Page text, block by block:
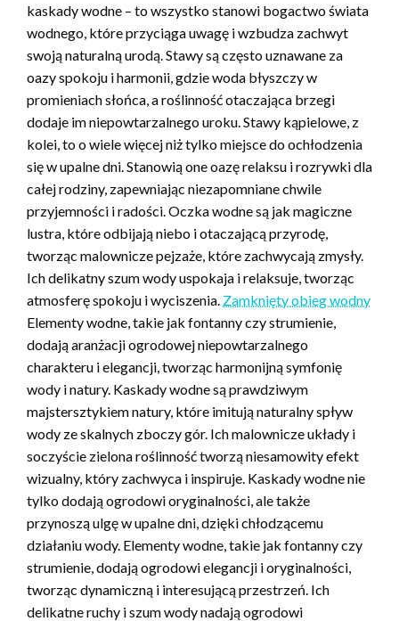
kaskady wodne – to wszystko stanowi bogactwo świata
wodnego, które przyciąga uwagę i wzbudza zachwyt
swoją naturalną urodą. Stawy są często uznawane za
oazy spokoju i harmonii, gdzie woda błyszczy w
promieniach słońca, a roślinność otaczająca brzegi
dodaje im niepowtarzalnego uroku. Stawy kąpielowe, z
kolei, to o wiele więcej niż tylko miejsce do ochłodzenia
się w upalne dni. Stanowią one oazę relaksu i rozrywki dla
całej rodziny, zapewniając niezapomniane chwile
przyjemności i radości. Oczka wodne są jak magiczne
lustra, które odbijają niebo i otaczającą przyrodę,
tworząc malownicze pejzaże, które zachwycają zmysły.
Ich delikatny szum wody uspokaja i relaksuje, tworząc
atmosferę spokoju i wyciszenia. Zamknięty obieg wodny
Elementy wodne, takie jak fontanny czy strumienie,
dodają aranżacji ogrodowej niepowtarzalnego
charakteru i elegancji, tworząc harmonijną symfonię
wody i natury. Kaskady wodne są prawdziwym
majstersztykiem natury, które imitują naturalny spływ
wody ze skalnych zboczy gór. Ich malownicze układy i
soczyście zielona roślinność tworzą niesamowity efekt
wizualny, który zachwyca i inspiruje. Kaskady wodne nie
tylko dodają ogrodowi oryginalności, ale także
przynoszą ulgę w upalne dni, dzięki chłodzącemu
działaniu wody. Elementy wodne, takie jak fontanny czy
strumienie, dodają ogrodowi elegancji i oryginalności,
tworząc dynamiczną i interesującą przestrzeń. Ich
delikatne ruchy i szum wody nadają ogrodowi